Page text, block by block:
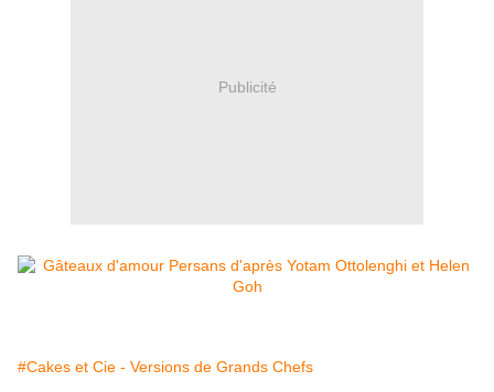
Publicité
#Cakes et Cie - Versions de Grands Chefs